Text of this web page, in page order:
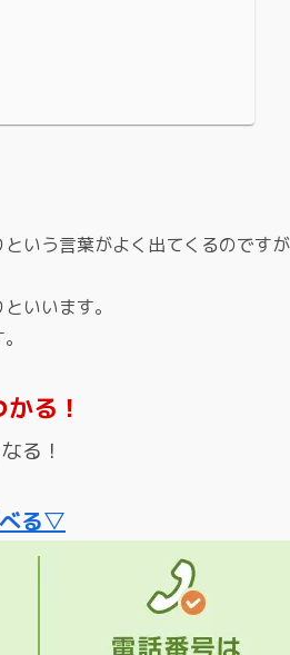
いう言葉がよく出てくるのです
いいます。
る！
る！
べる▽